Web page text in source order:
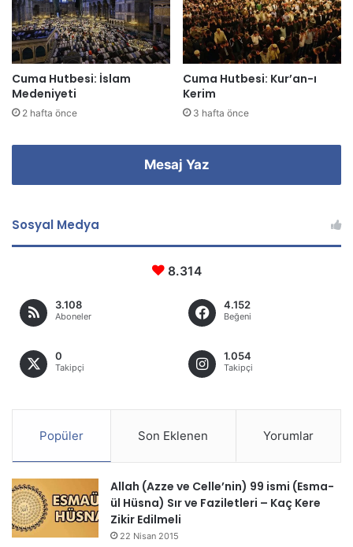
n
i
z
Cuma Hutbesi: İslam
Medeniyeti
2 hafta önce
Cuma Hutbesi: Kur’an-ı
Kerim
3 hafta önce
Mesaj Yaz
Sosyal Medya
8.314
3.108
Aboneler
4.152
Beğeni
0
Takipçi
1.054
Takipçi
Popüler Son Eklenen Yorumlar
Allah (Azze ve Celle’nin) 99 ismi (Esma-
ül Hüsna) Sır ve Faziletleri – Kaç Kere
Zikir Edilmeli
22 Nisan 2015